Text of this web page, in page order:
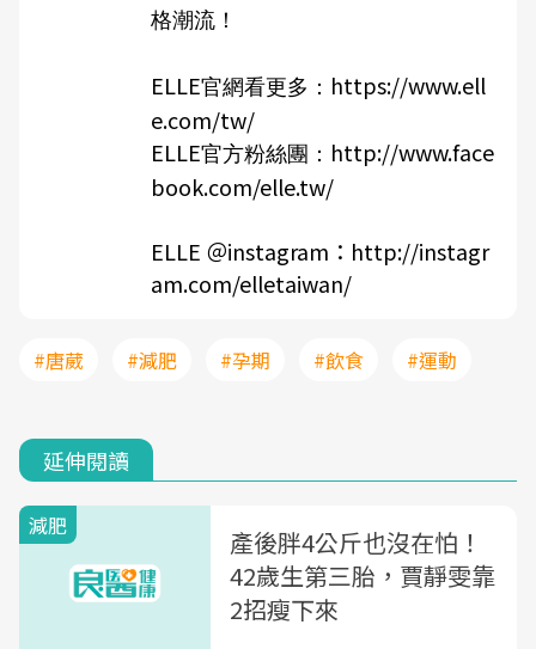
格潮流！
ELLE官網看更多： https://www.ell
e.com/tw/
ELLE官方粉絲團： http://www.face
book.com/elle.tw/
ELLE ＠instagram： http://instagr
am.com/elletaiwan/
#唐葳 #減肥 #孕期 #飲食 #運動
延伸閱讀
減肥
產後胖4公斤也沒在怕！
42歲生第三胎，賈靜雯靠
2招瘦下來